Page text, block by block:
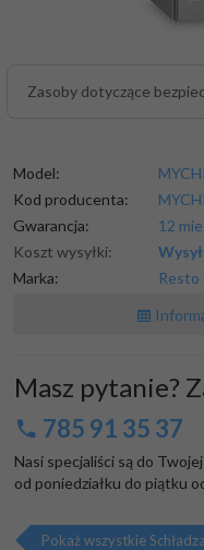
Zasoby dotyczące
Model:
Kod producenta:
Gwarancja:
12
Koszt wysyłki:
Marka:
Masz pytanie?
785 91 35 37
Nasi specjaliści są do
od poniedziałku do piątku
Pokaż wszystkie